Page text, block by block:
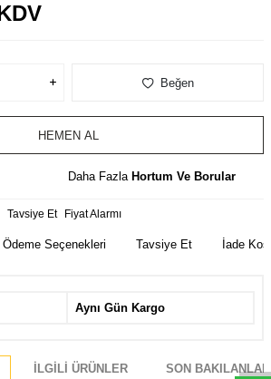
Whatsapp
Beğen
HEMEN AL
Daha Fazla Hortum Ve Borular
Tavsiye Et Fiyat Alarmı
Ödeme Seçenekleri Tavsiye Et İade
Aynı Gün Kargo
İLGILI ÜRÜNLER SON BAKILANLAR